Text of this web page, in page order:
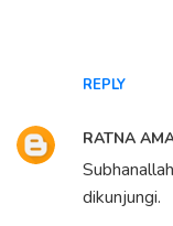
REPLY
RATNA
dikunjungi.